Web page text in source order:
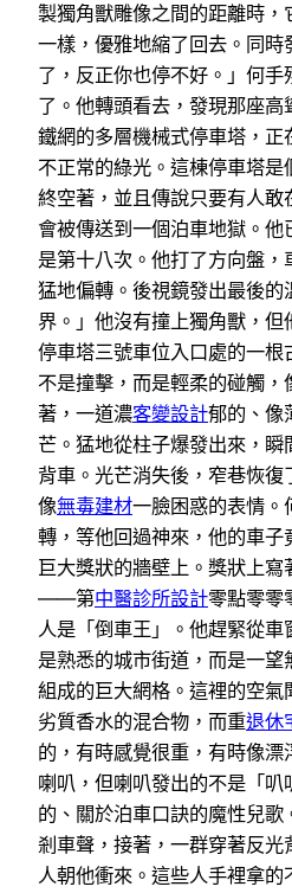
製獨角獸雕像之間的距離時
一樣，優雅地縮了回去。同
了，反正你也停不好。」何
了。他轉頭看去，發現那座
鐵網的多層機械式停車塔，正
不正常的綠光。這棟停車塔
終空著，並且傳說只要有人
會被傳送到一個泊車地獄。
是第十八次。他打了方向盤
猛地偏轉。後視鏡發出最後的
界。」他沒有撞上獨角獸，
停車塔三號車位入口處的一根
不是撞擊，而是輕柔的碰觸
著，一道濃客變設計郁的、像
芒。猛地從柱子爆發出來，
背車。光芒消失後，窄巷恢
像無毒建材一臉困惑的表情。
轉，等他回過神來，他的車子
巨大獎狀的牆壁上。獎狀上
——第中醫診所設計零點零零
人是「倒車王」。他趕緊從
是熟悉的城市街道，而是一
組成的巨大網格。這裡的空氣
劣質香水的混合物，而重退休
的，有時感覺很重，有時像
喇叭，但喇叭發出的不是「
的、關於泊車口訣的魔性兒
剎車聲，接著，一群穿著反
人朝他衝來。這些人手裡拿的